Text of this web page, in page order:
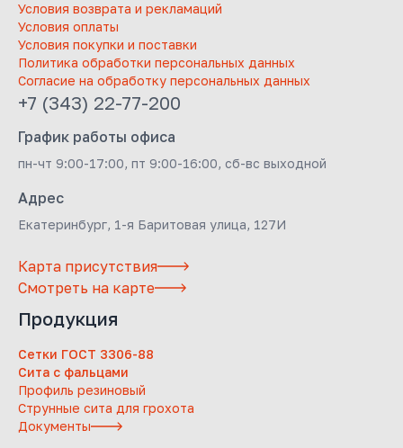
Условия возврата и рекламаций
Условия оплаты
Условия покупки и поставки
Политика обработки персональных данных
Согласие на обработку персональных данных
+7 (343) 22-77-200
График работы офиса
пн-чт 9:00-17:00, пт 9:00-16:00, сб-вс выходной
Адрес
Екатеринбург, 1-я Баритовая улица, 127И
Карта присутствия
Смотреть на карте
Продукция
Сетки ГОСТ 3306-88
Сита с фальцами
Профиль резиновый
Струнные сита для грохота
Документы